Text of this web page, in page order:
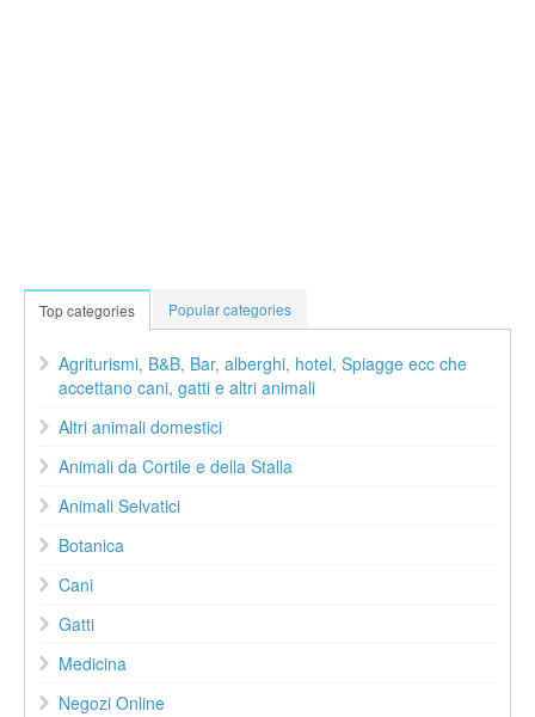
Top categories Popular categories
Agriturismi, B&B, Bar, alberghi, hotel, Spiagge ecc che
accettano cani, gatti e altri animali
Altri animali domestici
Animali da Cortile e della Stalla
Animali Selvatici
Botanica
Cani
Gatti
Medicina
Negozi Online